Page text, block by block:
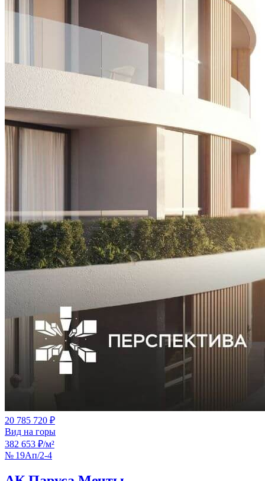
20 785 720 ₽
Вид на горы
382 653 ₽/м²
№ 19Ап/2-4